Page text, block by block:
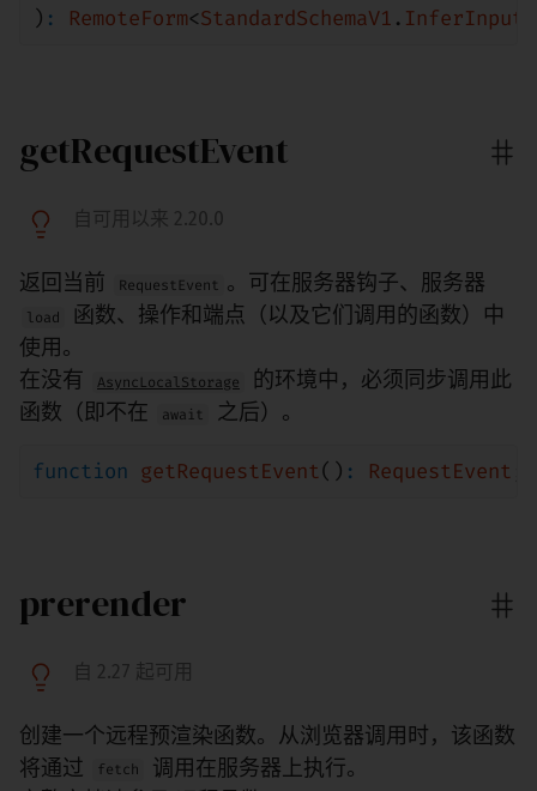
) : RemoteForm<StandardSchemaV1 . InferInput
getRequestEvent
自可用以来 2.20.0
返回当前 RequestEvent 。可在服务器钩子、服务器
load
函数、操作和端点（以及它们调用的函数）中
使用。
在没有
AsyncLocalStorage
的环境中，必须同步调用此
函数（即不在
await 之后）。
function getRequestEvent() : RequestEvent
prerender
自 2.27 起可用
创建一个远程预渲染函数。从浏览器调用时，该函数
将通过
fetch
调用在服务器上执行。